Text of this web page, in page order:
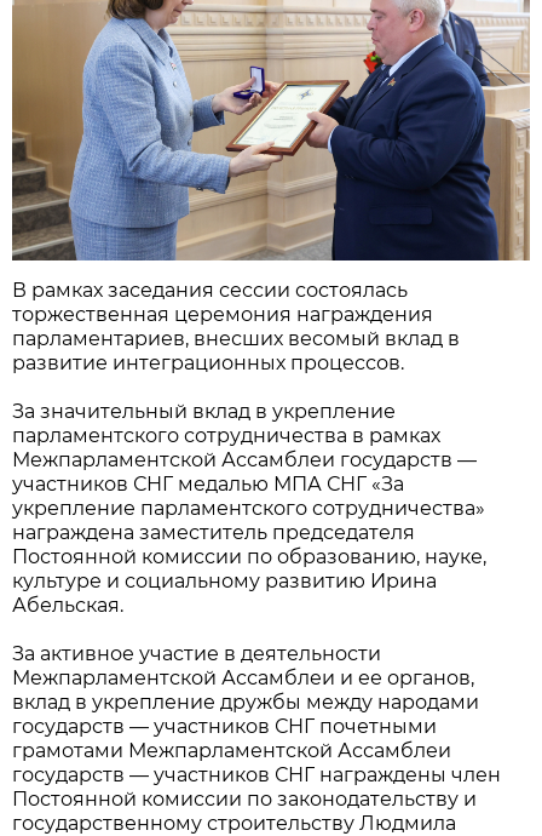
В рамках заседания сессии состоялась
торжественная церемония награждения
парламентариев, внесших весомый вклад в
развитие интеграционных процессов.
За значительный вклад в укрепление
парламентского сотрудничества в рамках
Межпарламентской Ассамблеи государств —
участников СНГ медалью МПА СНГ «За
укрепление парламентского сотрудничества»
награждена заместитель председателя
Постоянной комиссии по образованию, науке,
культуре и социальному развитию Ирина
Абельская.
За активное участие в деятельности
Межпарламентской Ассамблеи и ее органов,
вклад в укрепление дружбы между народами
государств — участников СНГ почетными
грамотами Межпарламентской Ассамблеи
государств — участников СНГ награждены член
Постоянной комиссии по законодательству и
государственному строительству Людмила